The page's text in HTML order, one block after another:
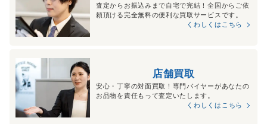
査定からお振込みまで自宅で完結！全国からご依
頼頂ける完全無料の便利な買取サービスです。
くわしくはこちら
店舗買取
安心・丁寧の対面買取！専門バイヤーがあなたの
お品物を責任もって査定いたします。
くわしくはこちら